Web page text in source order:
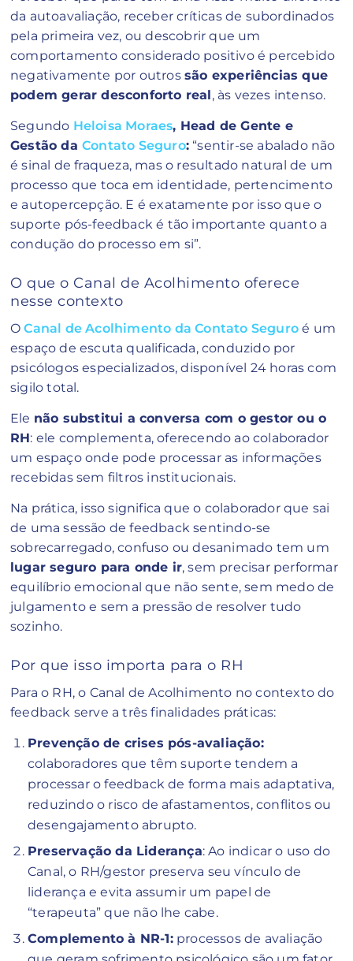
da autoavaliação, receber críticas de subordinados
pela primeira vez, ou descobrir que um
comportamento considerado positivo é percebido
negativamente por outros são experiências que
podem gerar desconforto real, às vezes intenso.
Segundo Heloisa Moraes, Head de Gente e
Gestão da Contato Seguro: “sentir-se abalado não
é sinal de fraqueza, mas o resultado natural de um
processo que toca em identidade, pertencimento
e autopercepção. E é exatamente por isso que o
suporte pós-feedback é tão importante quanto a
condução do processo em si”.
O que o Canal de Acolhimento oferece
nesse contexto
OCanal de Acolhimento da Contato Seguro é um
espaço de escuta qualificada, conduzido por
psicólogos especializados, disponível 24 horas com
sigilo total.
Ele não substitui a conversa com o gestor ou o
RH: ele complementa, oferecendo ao colaborador
um espaço onde pode processar as informações
recebidas sem filtros institucionais.
Na prática, isso significa que o colaborador que sai
de uma sessão de feedback sentindo-se
sobrecarregado, confuso ou desanimado tem um
lugar seguro para onde ir, sem precisar performar
equilíbrio emocional que não sente, sem medo de
julgamento e sem a pressão de resolver tudo
sozinho.
Por que isso importa para o RH
Para o RH, o Canal de Acolhimento no contexto do
feedback serve a três finalidades práticas:
Prevenção de crises pós-avaliação:
colaboradores que têm suporte tendem a
processar o feedback de forma mais adaptativa,
reduzindo o risco de afastamentos, conflitos ou
desengajamento abrupto.
Preservação da Liderança: Ao indicar o uso do
Canal, o RH/gestor preserva seu vínculo de
liderança e evita assumir um papel de
“terapeuta” que não lhe cabe.
Complemento à NR-1:processos de avaliação